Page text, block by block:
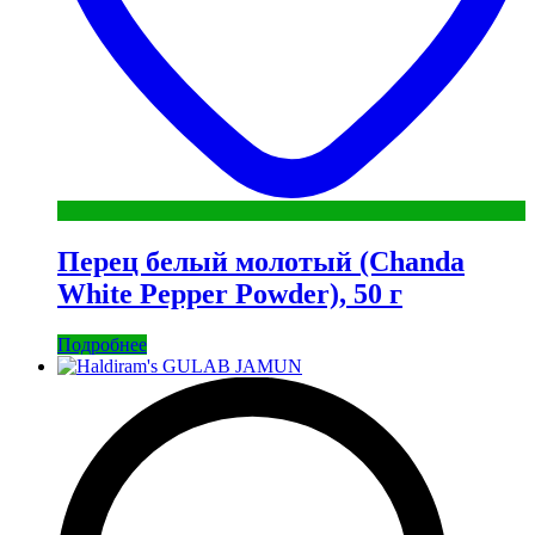
Перец белый молотый (Chanda
White Pepper Powder), 50 г
Подробнее